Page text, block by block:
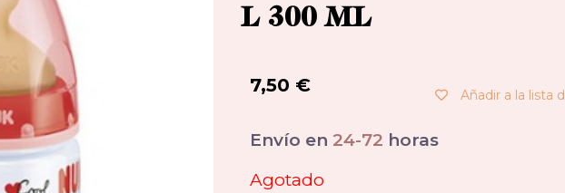
L 300 ML
7,50 € Añadir a la lista
Envío en 24-72 horas
Agotado